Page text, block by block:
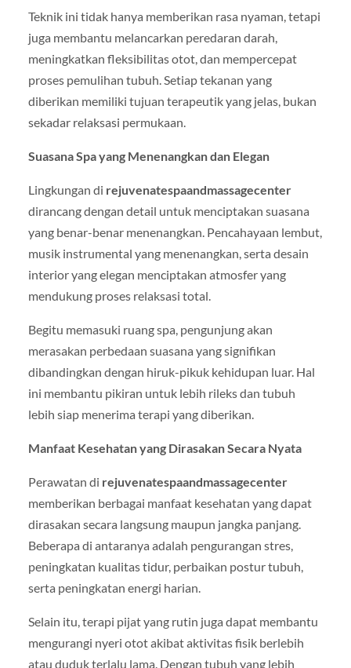
Teknik ini tidak hanya memberikan rasa nyaman, tetapi
juga membantu melancarkan peredaran darah,
meningkatkan fleksibilitas otot, dan mempercepat
proses pemulihan tubuh. Setiap tekanan yang
diberikan memiliki tujuan terapeutik yang jelas, bukan
sekadar relaksasi permukaan.
Suasana Spa yang Menenangkan dan Elegan
Lingkungan di rejuvenatespaandmassagecenter
dirancang dengan detail untuk menciptakan suasana
yang benar-benar menenangkan. Pencahayaan lembut,
musik instrumental yang menenangkan, serta desain
interior yang elegan menciptakan atmosfer yang
mendukung proses relaksasi total.
Begitu memasuki ruang spa, pengunjung akan
merasakan perbedaan suasana yang signifikan
dibandingkan dengan hiruk-pikuk kehidupan luar. Hal
ini membantu pikiran untuk lebih rileks dan tubuh
lebih siap menerima terapi yang diberikan.
Manfaat Kesehatan yang Dirasakan Secara Nyata
Perawatan di rejuvenatespaandmassagecenter
memberikan berbagai manfaat kesehatan yang dapat
dirasakan secara langsung maupun jangka panjang.
Beberapa di antaranya adalah pengurangan stres,
peningkatan kualitas tidur, perbaikan postur tubuh,
serta peningkatan energi harian.
Selain itu, terapi pijat yang rutin juga dapat membantu
mengurangi nyeri otot akibat aktivitas fisik berlebih
atau duduk terlalu lama. Dengan tubuh yang lebih